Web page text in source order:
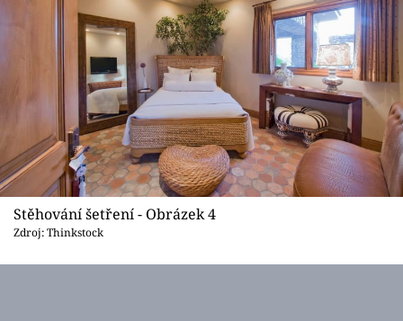
Stěhování šetření - Obrázek 4
Zdroj: Thinkstock